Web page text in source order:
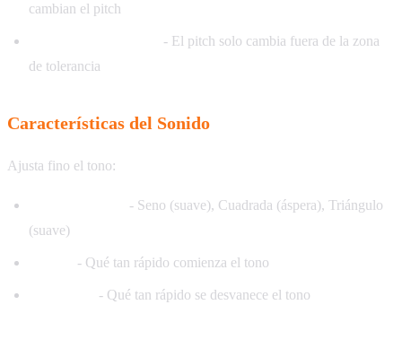
cambian el pitch
- El pitch solo cambia fuera de la zona
de tolerancia
Características del Sonido
Ajusta fino el tono:
- Seno (suave), Cuadrada (áspera), Triángulo
(suave)
- Qué tan rápido comienza el tono
- Qué tan rápido se desvanece el tono